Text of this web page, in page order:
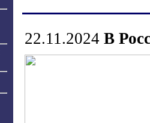
22.11.2024 В